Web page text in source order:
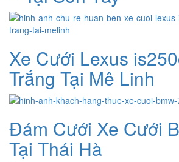
Xe Cưới Lexus
Trắng Tại Mê Linh
Đám Cưới Xe Cưới
Tại Thái Hà